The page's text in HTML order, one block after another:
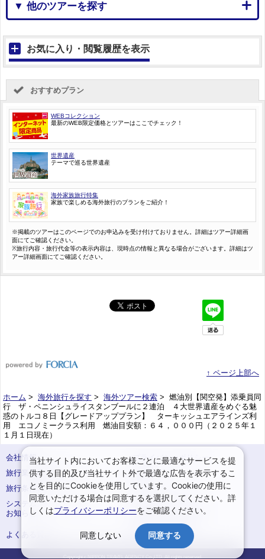
▼ 他のツアーを探す
お気に入り・閲覧履歴を表示
おすすめプラン
WEBコレクション
最新のWEB限定価格とツアーはここでチェック！
世界遺産
テーマで巡る世界遺産
海外家族旅行特集
家族で楽しめる海外旅行のプランをご紹介！
※掲載のツアーはこのページでのお申込みを受け付けておりません。詳細はツアー詳細画
面にてご確認ください。
※旅行内容・旅行代金等の表示内容は、現時点の情報と異なる場合がございます。詳細はツ
アー詳細画面にてご確認ください。
↑ ページ上部へ
ホーム > 海外旅行を探す > 海外ツアー検索 > 燃油別【関空発】添乗員同
行 ザ・ペニンシュライスタンブールに２連泊 ４大世界遺産をめぐる魅
惑のトルコ８日【グレードアッププラン】 ターキッシュエアラインズ利
用 エコノミークラス利用 燃油目安額：６４，０００円（２０２５年１
１月１日現在）
会社情報
プライバシーポリシー
旅行業登録票・約款
規約集
旅行条件書
サイトマップ
システムメンテナンスの
お知らせ
お申込みまでの手順
よくある質問
予約確認・変更
Copyright c NIPPON TRAVEL AGENCY Co.,LTD. All rights reserved.
当社サイト内においてお客様ごとに最適なサービスを提
供する目的及び当社サイト外で最適な広告を表示するこ
とを目的にCookieを使用しています。Cookieの使用に
同意いただける場合は同意するを選択してください。詳
しくはプライバシーポリシーをご確認ください。
同意しない 同意する